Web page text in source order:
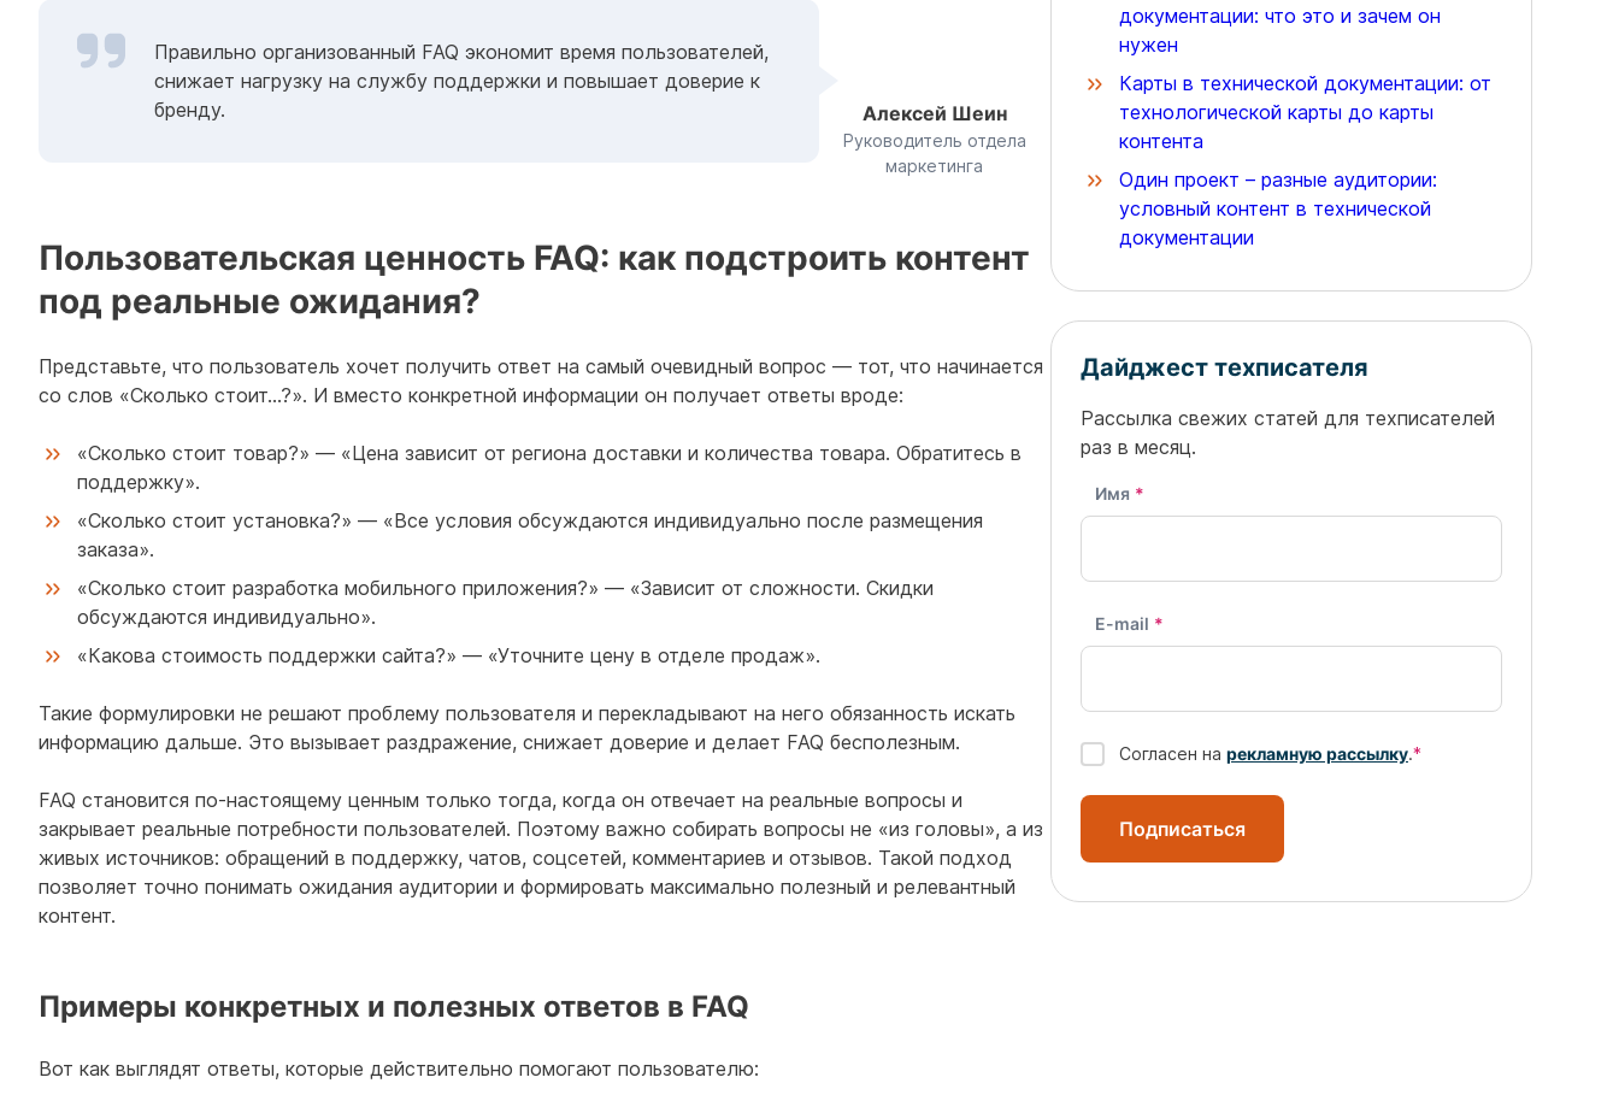
Правильно организованный FAQ экономит время пользователей,
снижает нагрузку на службу поддержки и повышает доверие к
бренду.
Алексей Шеин
Руководитель отдела
маркетинга
Пользовательская ценность FAQ: как подстроить контент
под реальные ожидания?
Представьте, что пользователь хочет получить ответ на самый очевидный вопрос — тот, что начинается
со слов «Сколько стоит…?». И вместо конкретной информации он получает ответы вроде:
«Сколько стоит товар?» — «Цена зависит от региона доставки и количества товара. Обратитесь в
поддержку».
«Сколько стоит установка?» — «Все условия обсуждаются индивидуально после размещения
заказа».
«Сколько стоит разработка мобильного приложения?» — «Зависит от сложности. Скидки
обсуждаются индивидуально».
«Какова стоимость поддержки сайта?» — «Уточните цену в отделе продаж».
Такие формулировки не решают проблему пользователя и перекладывают на него обязанность искать
информацию дальше. Это вызывает раздражение, снижает доверие и делает FAQ бесполезным.
FAQ становится по-настоящему ценным только тогда, когда он отвечает на реальные вопросы и
закрывает реальные потребности пользователей. Поэтому важно собирать вопросы не «из головы», а из
живых источников: обращений в поддержку, чатов, соцсетей, комментариев и отзывов. Такой подход
позволяет точно понимать ожидания аудитории и формировать максимально полезный и релевантный
контент.
Примеры конкретных и полезных ответов в FAQ
Вот как выглядят ответы, которые действительно помогают пользователю:
документации: что это и зачем он
нужен
Карты в технической документации: от
технологической карты до карты
контента
Один проект – разные аудитории:
условный контент в технической
документации
Дайджест техписателя
Рассылка свежих статей для техписателей
раз в месяц.
Имя *
E-mail *
Согласен на рекламную рассылку.*
Подписаться